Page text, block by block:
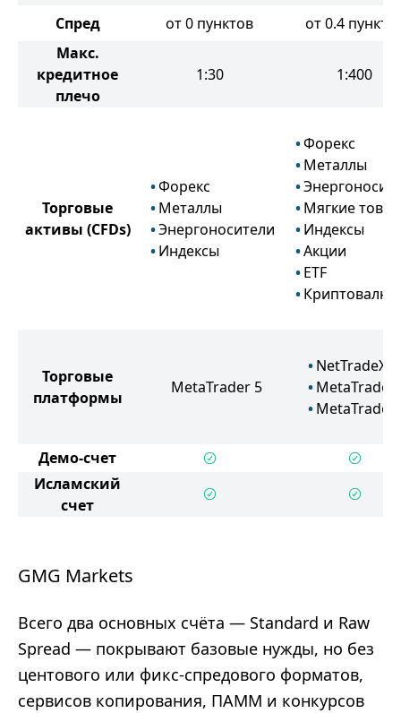
Спред от 0 пунктов
от 0.4
Макс.
кредитное
плечо
1:30 1:400
Торговые
активы (CFDs)
Форекс
Металлы
Энергоносители
Индексы
Форекс
Металлы
Мягкие
Индексы
Акции
ETF
Торговые
платформы
MetaTrader 5
NetTradeX
MetaTrader
MetaTrader
Демо-счет
Исламский
счет
GMG Markets
Всего два основных счёта — Standard и Raw
Spread — покрывают базовые нужды, но без
центового или фикс-спредового форматов,
сервисов копирования, ПАММ и конкурсов